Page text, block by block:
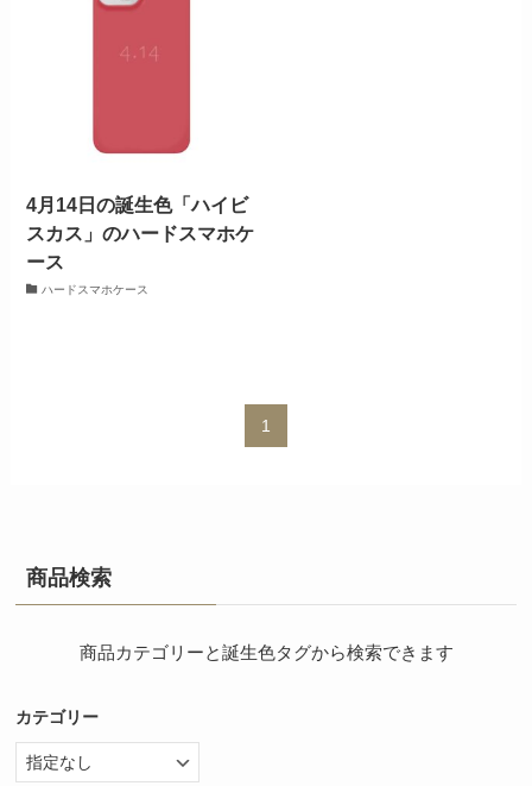
4月14日の誕生色「ハイビ
スカス」のハードスマホケ
ース
ハードスマホケース
1
商品検索
商品カテゴリーと誕生色タグから検索できます
カテゴリー